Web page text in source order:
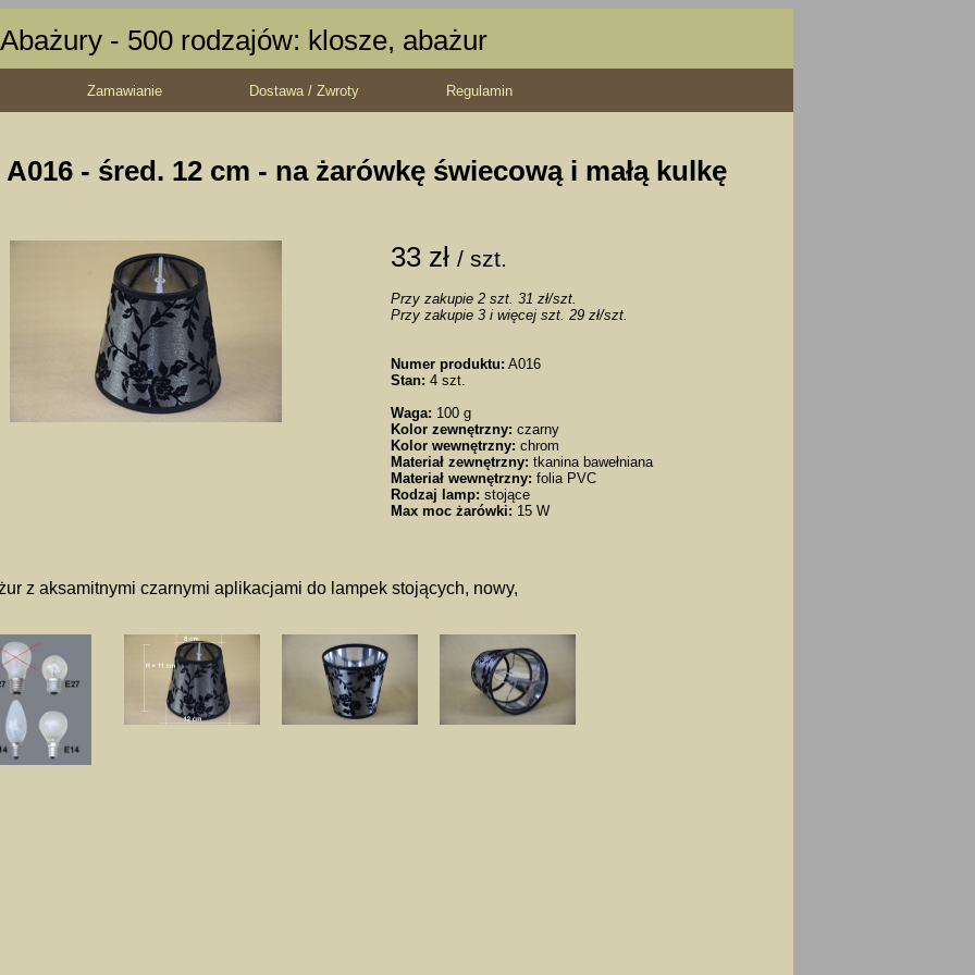
Abażury - 500 rodzajów: klosze, abażur
Zamawianie Dostawa / Zwroty Regulamin
A016 - śred. 12 cm - na żarówkę świecową i małą kulkę
33 zł / szt.
Przy zakupie 2 szt. 31 zł/szt.
Przy zakupie 3 i więcej szt. 29 zł/szt.
Numer produktu: A016
Stan: 4 szt.
Waga: 100 g
Kolor zewnętrzny: czarny
Kolor wewnętrzny: chrom
Materiał zewnętrzny: tkanina bawełniana
Materiał wewnętrzny: folia PVC
Rodzaj lamp: stojące
Max moc żarówki: 15 W
z aksamitnymi czarnymi aplikacjami do lampek stojących, nowy,